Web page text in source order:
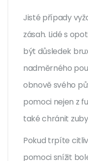
Jisté případy
zásah. Lidé s
být důsledek
nadměrného
obnově svého
pomoci nejen z
také chránit
Pokud trpíte
pomoci snížit